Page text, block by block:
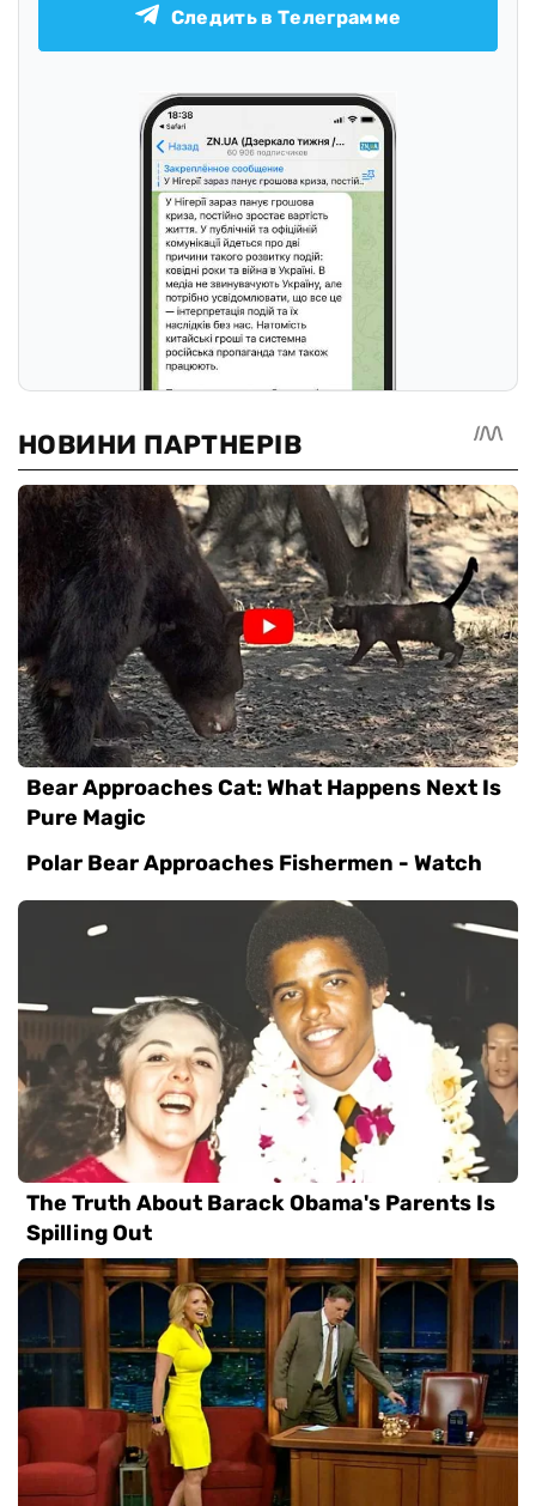
Следить в Телеграмме